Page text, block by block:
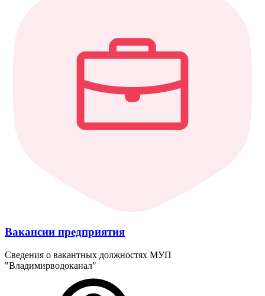
Вакансии предприятия
Сведения о вакантных должностях МУП
"Владимирводоканал"